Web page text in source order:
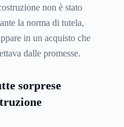
non è stato
la norma di tutela,
in un acquisto che
dalle promesse.
sorprese